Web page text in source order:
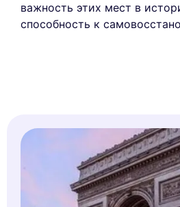
важность этих мест в
способность к